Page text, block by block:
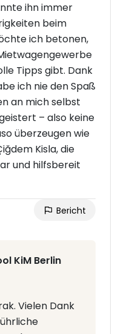
ihn immer
beim
ich betonen,
Tipps gibt. Dank
ich nie den Spaß
an mich selbst
– also keine
überzeugen wie
Kisla, die
und hilfsbereit
Bericht
KiM Berlin
Vielen Dank